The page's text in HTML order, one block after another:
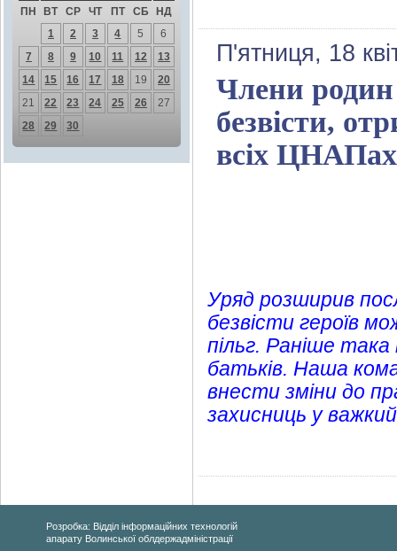
ПН ВТ СР ЧТ ПТ СБ
НД
1
2 3 4 5
6
7
8 9 10 11 12
13
14
15 16 17 18 19
20
21
22 23 24 25 26
27
28
29 30
П'ятниця, 18
Члени родин
безвісти,
всіх
Уряд розширив
безвісти героїв
пільг. Раніше
батьків. Наша
внести зміни до
захисниць у
Розробка: Відділ інформаційних технологій
апарату Волинської облдержадміністрації